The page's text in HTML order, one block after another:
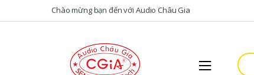
Skip to navigation
Skip to contentChào mừng bạn đến với Audio Châu Gia
S
e